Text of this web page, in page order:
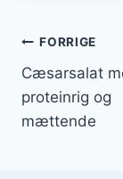
FORRIGE
Cæsarsalat
proteinrig og
mættende